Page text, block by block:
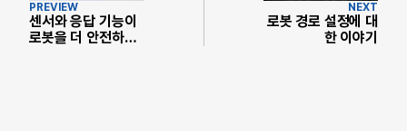
센서와 응답 기능이
로봇을 더 안전하게
PREVIEW
로봇 경로 설정에 대
한 이야기
NEXT